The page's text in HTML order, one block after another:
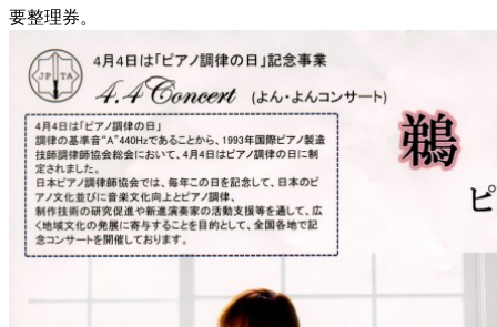
要整理券。